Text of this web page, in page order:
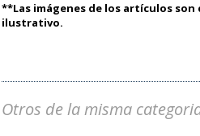
**Las imágenes de los artículos son
ilustrativo.
Otros de la misma